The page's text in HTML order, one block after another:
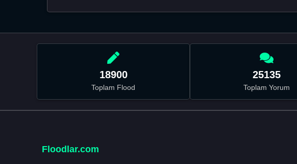
18900
Toplam Flood
25135
Toplam Yorum
Floodlar.com